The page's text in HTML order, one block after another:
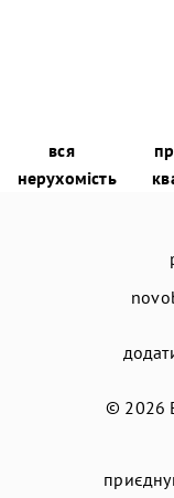
вся
нерухомість
© 2026